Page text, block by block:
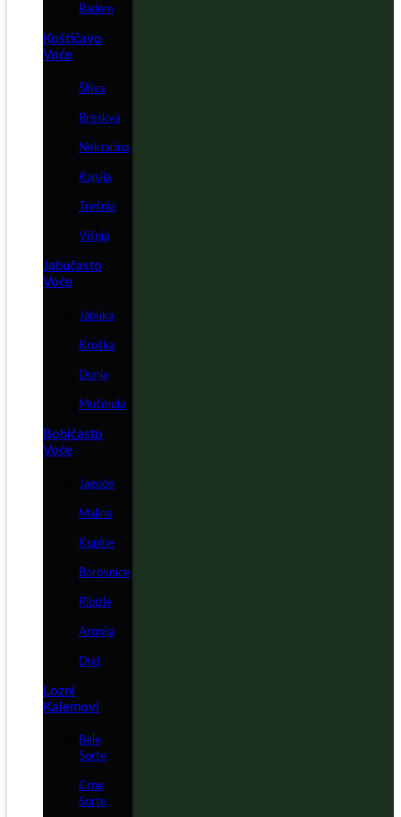
Badem
Koštičavo
Voće
Šljiva
Breskva
Nektarina
Kajsija
Trešnja
Višnja
Jabučasto
Voće
Jabuka
Kruška
Dunja
Mušmula
Bobičasto
Voće
Jagode
Maline
Kupine
Borovnice
Ribizle
Aronija
Dud
Lozni
Kalemovi
Bele
Sorte
Crne
Sorte